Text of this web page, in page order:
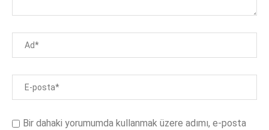
Bir dahaki yorumumda kullanmak üzere adımı, e-posta